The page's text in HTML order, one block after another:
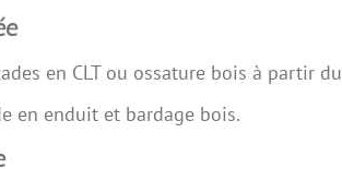
en CLT ou ossature bois à partir du
en enduit et bardage bois.